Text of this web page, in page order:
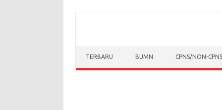
TERBARU BUMN CPNS/NON-CPNS